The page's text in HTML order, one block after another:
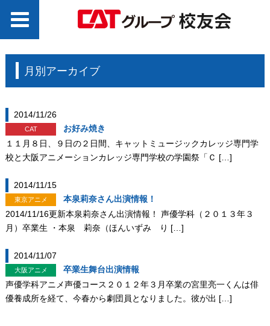
月別アーカイブ
2014/11/26
CAT
お好み焼き
１１月８日、９日の２日間、キャットミュージックカレッジ専門学
校と大阪アニメーションカレッジ専門学校の学園祭「Ｃ […]
2014/11/15
東京アニメ
本泉莉奈さん出演情報！
2014/11/16更新本泉莉奈さん出演情報！ 声優学科（２０１３年３
月）卒業生 ・本泉 莉奈（ほんいずみ り […]
2014/11/07
大阪アニメ
卒業生舞台出演情報
声優学科アニメ声優コース２０１２年３月卒業の宮里亮一くんは俳
優養成所を経て、今春から劇団員となりました。彼が出 […]